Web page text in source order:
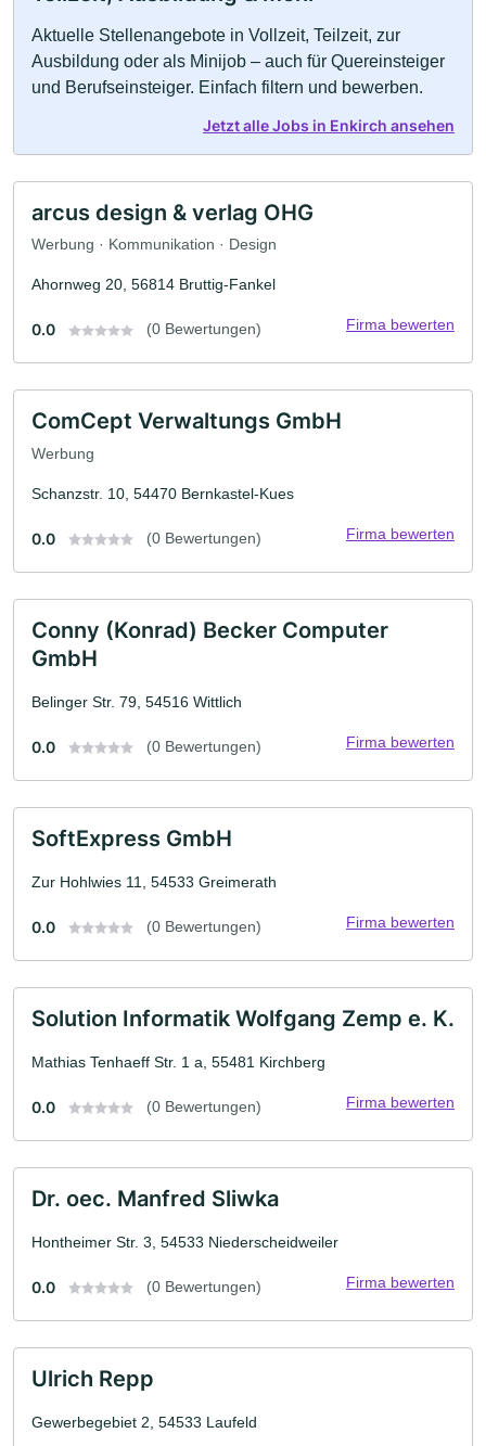
Aktuelle Stellenangebote in Vollzeit, Teilzeit, zur
Ausbildung oder als Minijob – auch für Quereinsteiger
und Berufseinsteiger. Einfach filtern und bewerben.
Jetzt alle Jobs in Enkirch ansehen
arcus design & verlag OHG
Werbung · Kommunikation · Design
Ahornweg 20, 56814 Bruttig-Fankel
0.0 (0 Bewertungen) Firma bewerten
ComCept Verwaltungs GmbH
Werbung
Schanzstr. 10, 54470 Bernkastel-Kues
0.0 (0 Bewertungen) Firma bewerten
Conny (Konrad) Becker Computer
GmbH
Belinger Str. 79, 54516 Wittlich
0.0 (0 Bewertungen) Firma bewerten
SoftExpress GmbH
Zur Hohlwies 11, 54533 Greimerath
0.0 (0 Bewertungen) Firma bewerten
Solution Informatik Wolfgang Zemp e. K.
Mathias Tenhaeff Str. 1 a, 55481 Kirchberg
0.0 (0 Bewertungen) Firma bewerten
Dr. oec. Manfred Sliwka
Hontheimer Str. 3, 54533 Niederscheidweiler
0.0 (0 Bewertungen) Firma bewerten
Ulrich Repp
Gewerbegebiet 2, 54533 Laufeld